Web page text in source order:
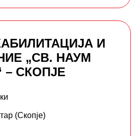
И
„СВ. НАУМ
– СКОПЈЕ
(Скопје)